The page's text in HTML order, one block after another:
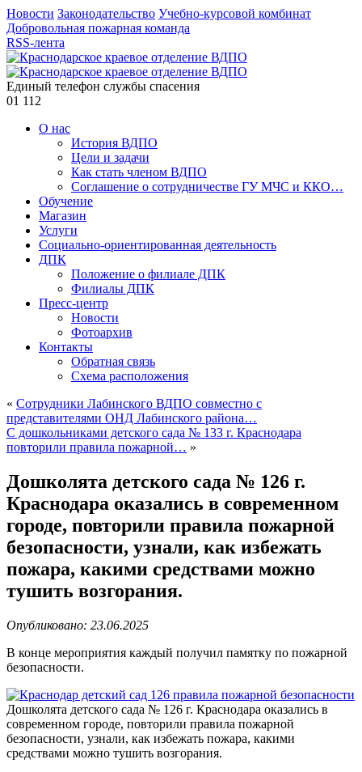
Новости Законодательство Учебно-курсовой комбинат
Добровольная пожарная команда
RSS-лента
Единый телефон службы спасения
01 112
О нас
История ВДПО
Цели и задачи
Как стать членом ВДПО
Соглашение о сотрудничестве ГУ МЧС и ККО…
Обучение
Магазин
Услуги
Социально-ориентированная деятельность
ДПК
Положение о филиале ДПК
Филиалы ДПК
Пресс-центр
Новости
Фотоархив
Контакты
Обратная связь
Схема расположения
« Сотрудники Лабинского ВДПО совместно с
представителями ОНД Лабинского района…
С дошкольниками детского сада № 133 г. Краснодара
повторили правила пожарной… »
Дошколята детского сада № 126 г.
Краснодара оказались в современном
городе, повторили правила пожарной
безопасности, узнали, как избежать
пожара, какими средствами можно
тушить возгорания.
Опубликовано: 23.06.2025
В конце мероприятия каждый получил памятку по пожарной
безопасности.
Дошколята детского сада № 126 г. Краснодара оказались в
современном городе, повторили правила пожарной
безопасности, узнали, как избежать пожара, какими
средствами можно тушить возгорания.